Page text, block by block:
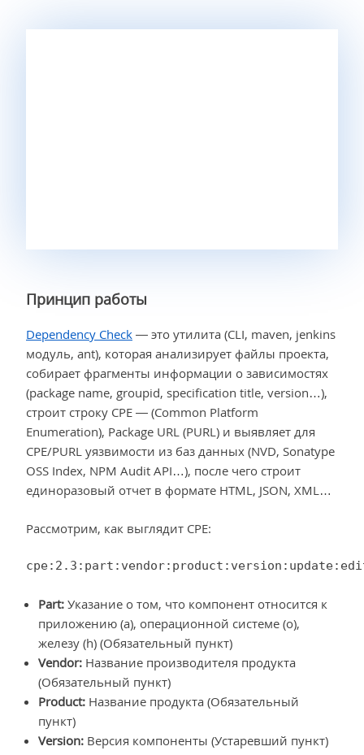
Принцип работы
Dependency Check — это утилита (CLI, maven, jenkins
модуль, ant), которая анализирует файлы проекта,
собирает фрагменты информации о зависимостях
(package name, groupid, specification title, version…),
строит строку CPE — (Common Platform
Enumeration), Package URL (PURL) и выявляет для
CPE/PURL уязвимости из баз данных (NVD, Sonatype
OSS Index, NPM Audit API…), после чего строит
единоразовый отчет в формате HTML, JSON, XML…
Рассмотрим, как выглядит CPE:
Part: Указание о том, что компонент относится к
приложению (a), операционной системе (o),
железу (h) (Обязательный пункт)
Vendor: Название производителя продукта
(Обязательный пункт)
Product: Название продукта (Обязательный
пункт)
Version: Версия компоненты (Устаревший пункт)